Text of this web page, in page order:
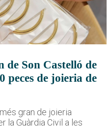
de Son Castelló de
peces de joieria de
gran de joieria
la Guàrdia Civil a les